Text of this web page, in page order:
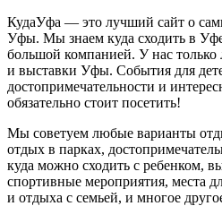
КудаУфа — это лучший сайт о
Уфы. Мы знаем куда сходить в
большой компанией. У нас
и выставки Уфы. События для
достопримечательности и
обязательно стоит посетить!
Мы советуем любые варианты
отдых в парках,
куда можно сходить с ребенком,
спортивные мероприятия, места
и отдыха с семьей, и многое